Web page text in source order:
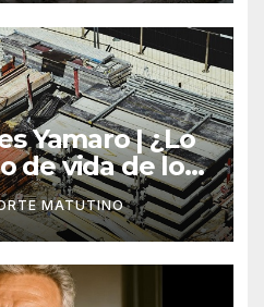
Yamaro | ¿Lo
de vida de los
construcción
en
MATUTINO